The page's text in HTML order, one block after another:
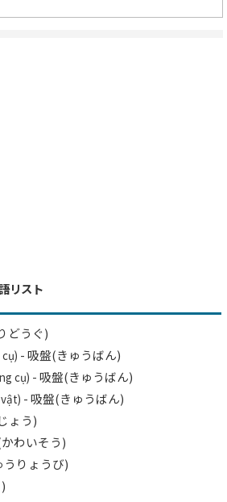
リスト
どうぐ)
- 吸盤(きゅうばん)
cụ) - 吸盤(きゅうばん)
- 吸盤(きゅうばん)
ょう)
わいそう)
りょうび)